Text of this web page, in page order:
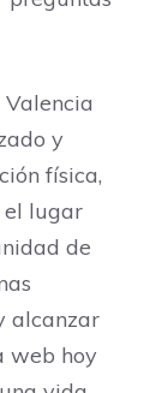
y
física,
el lugar
de
alcanzar
web hoy